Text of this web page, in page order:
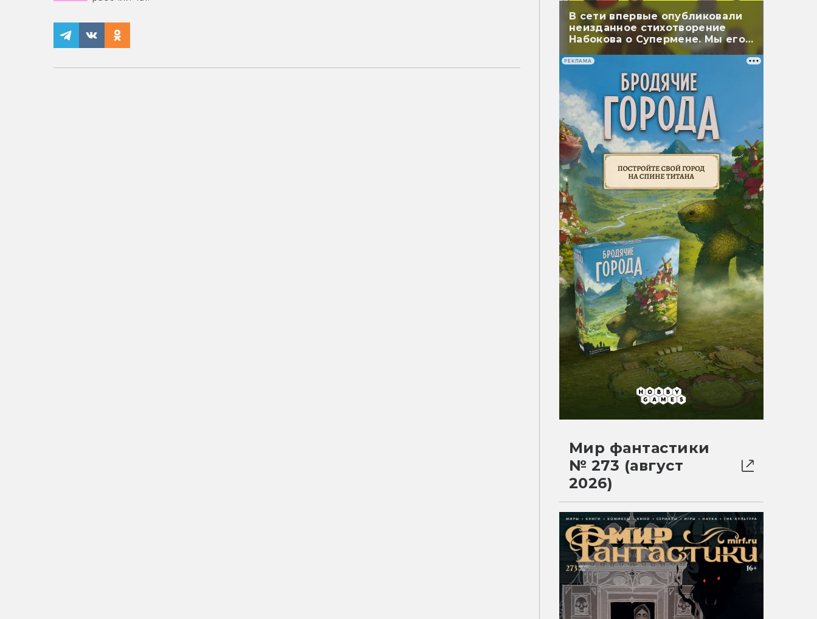
В сети впервые опубликовали
неизданное стихотворение
Набокова о Супермене. Мы его
перевели
РЕКЛАМА
Мир фантастики
№ 273 (август
2026)